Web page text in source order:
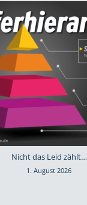
Nicht das Leid zählt…
1. August 2026